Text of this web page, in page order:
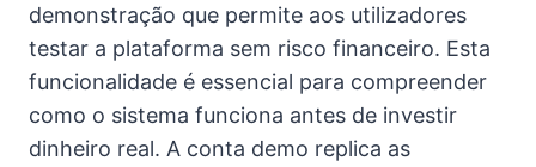
demonstração que permite aos utilizadores
testar a plataforma sem risco financeiro. Esta
funcionalidade é essencial para compreender
como o sistema funciona antes de investir
dinheiro real. A conta demo replica as